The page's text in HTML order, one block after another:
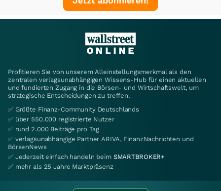
Profitieren Sie von unserem Alleinstellungsmerkmal als den
zentralen verlagsunabhängigen Wissens-Hub für einen aktuellen
und fundierten Zugang in die Börsen- und Wirtschaftswelt, um
strategische Entscheidungen zu treffen.
✅ Größte Finanz-Community Deutschlands
✅ über 550.000 registrierte Nutzer
✅ rund 2.000 Beiträge pro Tag
✅ verlagsunabhängige Partner ARIVA, FinanzNachrichten und
BörsenNews
✅ Jederzeit einfach handeln beim SMARTBROKER+
✅ mehr als 25 Jahre Marktpräsenz